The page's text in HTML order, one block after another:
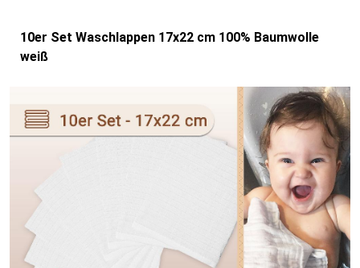
10er Set Waschlappen 17x22 cm 100% Baumwolle
weiß